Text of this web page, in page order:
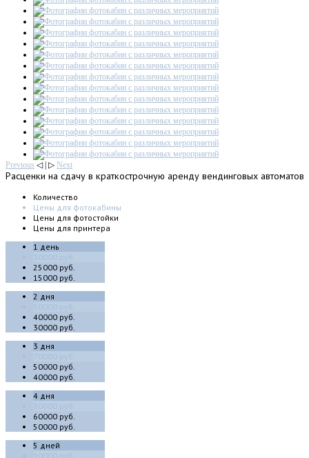
Previous ◁ | ▷ Next
Расценки на сдачу в краткострочную аренду вендинговых автоматов
Количество
Цены для фотокабины
Цены для фотостойки
Цены для принтера
1 день
25000 руб.
15000 руб.
2 дня
40000 руб.
30000 руб.
3 дня
50000 руб.
40000 руб.
4 дня
60000 руб.
50000 руб.
5 дней